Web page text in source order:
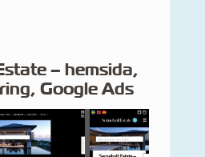
– hemsida,
Google Ads